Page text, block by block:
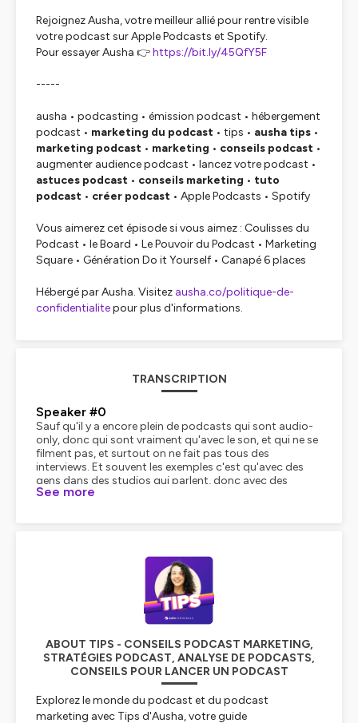
Rejoignez Ausha, votre meilleur allié pour rentre visible
votre podcast sur Apple Podcasts et Spotify.
Pour essayer Ausha 👉https://bit.ly/45QfY5F
-----
ausha • podcasting • émission podcast • hébergement
podcast • marketing du podcast • tips • ausha tips •
marketing podcast • marketing • conseils podcast •
augmenter audience podcast • lancez votre podcast •
astuces podcast • conseils marketing • tuto
podcast • créer podcast • Apple Podcasts • Spotify
Vous aimerez cet épisode si vous aimez : Coulisses du
Podcast • le Board • Le Pouvoir du Podcast • Marketing
Square • Génération Do it Yourself • Canapé 6 places
Hébergé par Ausha. Visitez ausha.co/politique-de-
confidentialitepour plus d'informations.
TRANSCRIPTION
Speaker #0
Sauf qu'il y a encore plein de podcasts qui sont audio-
only, donc qui sont vraiment qu'avec le son, et qui ne se
filment pas, et surtout on ne fait pas tous des
interviews. Et souvent les exemples c'est qu'avec des
gens dans des studios qui parlent, donc avec des
interviews. Donc l'idée de cet épisode, c'est de vous
représente un quart de mes écoutes globales, donc je
vous explique ce qu'on fait pour ça. Déjà, YouTube, c'est
devenu un vrai canal d'audience pour Tips. On a
commencé à publier Tips sur YouTube en mars 2023,
c'est-à-dire à peu près deux ans après le lancement
mode, bon, on verra bien. Si ça fonctionne tant mieux, si
ça ne fonctionne pas trop, ce n'est pas très grave. Je
n'ai pas filmé un seul épisode. Je n'ai pas changé mon
format. Je n'ai pas fait de facecam ou alors juste
quelques shorts, mais on pourra s'en reparler. J'ai juste
publié un fichier audio qui s'est converti en vidéo grâce
See more
ABOUT TIPS - CONSEILS PODCAST MARKETING,
STRATÉGIES PODCAST, ANALYSE DE PODCASTS,
CONSEILS POUR LANCER UN PODCAST
Explorez le monde du podcast et du podcast
marketing avec Tips d'Ausha, votre guide